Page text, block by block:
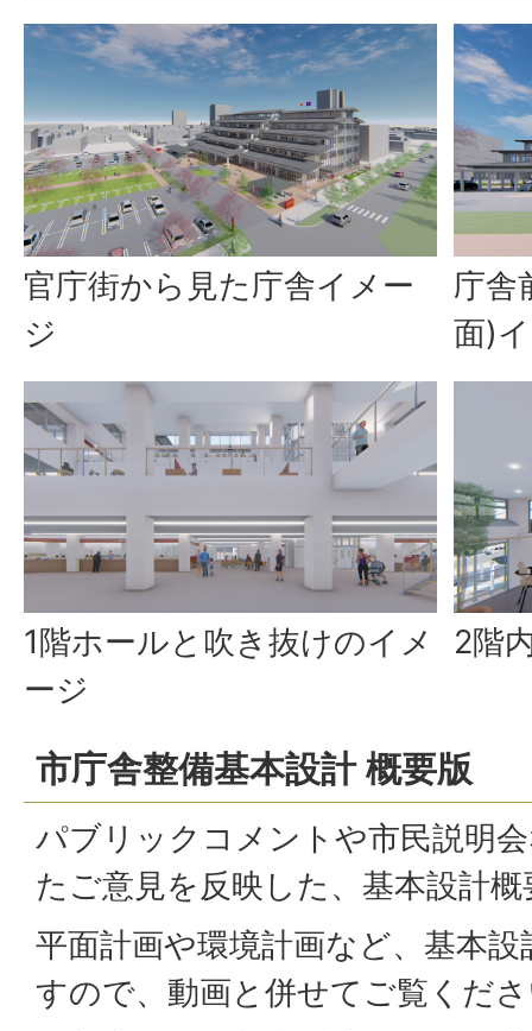
官庁街から見た庁舎イメー
ジ
庁舎
面)
1階ホールと吹き抜けのイメ
ージ
2階
市庁舎整備基本設計 概要版
パブリックコメントや市民説明
たご意見を反映した、基本設計
平面計画や環境計画など、基本
すので、動画と併せてご覧くだ